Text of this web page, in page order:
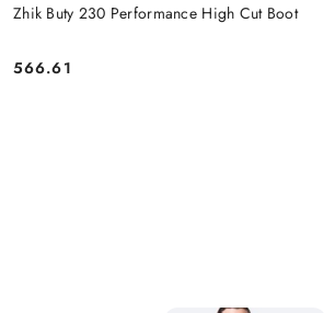
Zhik Buty 230 Performance High Cut Boot
Cena:
566.61